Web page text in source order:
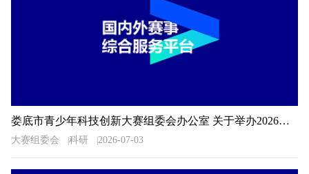
娄底市青少年科技创新大赛组委会办公室 关于举办2026年娄底市青少年科技创新大赛的预通知
大赛组委会 科研 2026-07-03